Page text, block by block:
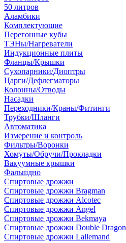
50 литров
Аламбики
Комплектующие
Перегонные кубы
ТЭНы/Нагреватели
Индукционные плиты
Фланцы/Крышки
Сухопарники/Диоптры
Царги/Дефлегматоры
Колонны/Отводы
Насадки
Переходники/Краны/Фитинги
Трубки/Шланги
Автоматика
Измерение и контроль
Фильтры/Воронки
Хомуты/Обручи/Прокладки
Вакуумные крышки
Фальшдно
Спиртовые дрожжи
Спиртовые дрожжи Bragman
Спиртовые дрожжи Alcotec
Спиртовые дрожжи Angel
Спиртовые дрожжи Bekmaya
Спиртовые дрожжи Double Dragon
Спиртовые дрожжи Lallemand